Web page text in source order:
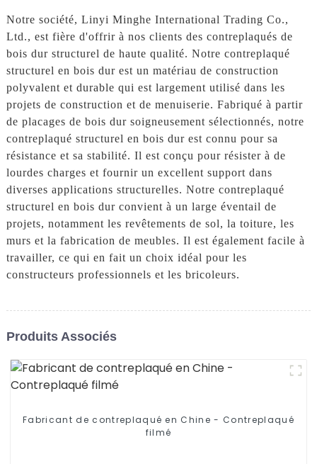
Notre société, Linyi Minghe International Trading Co.,
Ltd., est fière d'offrir à nos clients des contreplaqués de
bois dur structurel de haute qualité. Notre contreplaqué
structurel en bois dur est un matériau de construction
polyvalent et durable qui est largement utilisé dans les
projets de construction et de menuiserie. Fabriqué à partir
de placages de bois dur soigneusement sélectionnés, notre
contreplaqué structurel en bois dur est connu pour sa
résistance et sa stabilité. Il est conçu pour résister à de
lourdes charges et fournir un excellent support dans
diverses applications structurelles. Notre contreplaqué
structurel en bois dur convient à un large éventail de
projets, notamment les revêtements de sol, la toiture, les
murs et la fabrication de meubles. Il est également facile à
travailler, ce qui en fait un choix idéal pour les
constructeurs professionnels et les bricoleurs.
Produits Associés
Fabricant de contreplaqué en Chine - Contreplaqué
filmé